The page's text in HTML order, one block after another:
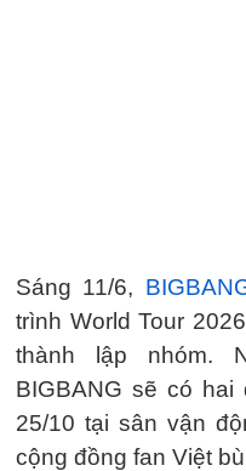
Sáng 11/6,
trình World Tour
thành lập nhóm.
BIGBANG sẽ có
25/10 tại sân vận
cộng đồng fan Việt